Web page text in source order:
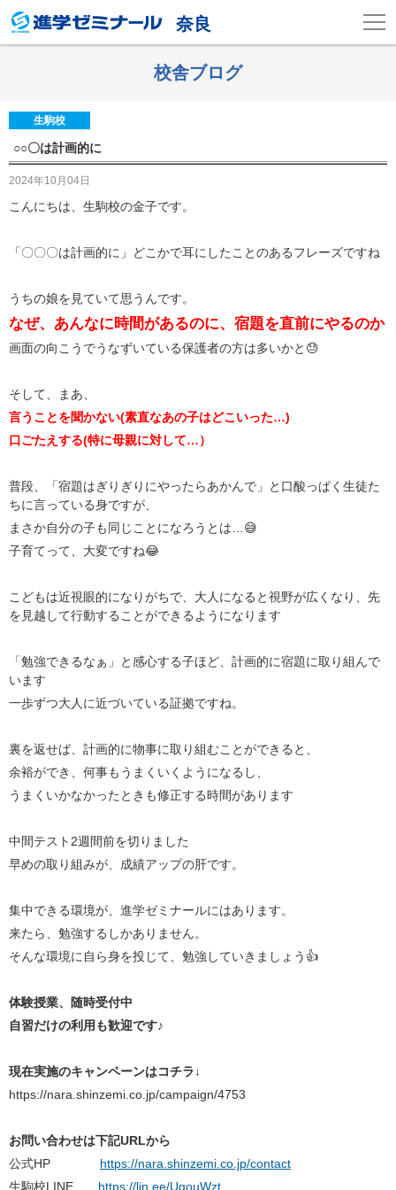
奈良
校舎ブログ
生駒校
○○〇は計画的に
2024年10月04日
こんにちは、生駒校の金子です。
「〇〇〇は計画的に」どこかで耳にしたことのあるフレーズですね
うちの娘を見ていて思うんです。
なぜ、あんなに時間があるのに、宿題を直前にやるのか
画面の向こうでうなずいている保護者の方は多いかと😓
そして、まあ、
言うことを聞かない(素直なあの子はどこいった…)
口ごたえする(特に母親に対して…）
普段、「宿題はぎりぎりにやったらあかんで」と口酸っぱく生徒た
ちに言っている身ですが、
まさか自分の子も同じことになろうとは…😅
子育てって、大変ですね😂
こどもは近視眼的になりがちで、大人になると視野が広くなり、先
を見越して行動することができるようになります
「勉強できるなぁ」と感心する子ほど、計画的に宿題に取り組んで
います
一歩ずつ大人に近づいている証拠ですね。
裏を返せば、計画的に物事に取り組むことができると、
余裕ができ、何事もうまくいくようになるし、
うまくいかなかったときも修正する時間があります
中間テスト2週間前を切りました
早めの取り組みが、成績アップの肝です。
集中できる環境が、進学ゼミナールにはあります。
来たら、勉強するしかありません。
そんな環境に自ら身を投じて、勉強していきましょう👍
体験授業、随時受付中
自習だけの利用も歓迎です♪
現在実施のキャンペーンはコチラ↓
https://nara.shinzemi.co.jp/campaign/4753
お問い合わせは下記URLから
公式HP https://nara.shinzemi.co.jp/contact
生駒校LINE https://lin.ee/UgouWzt